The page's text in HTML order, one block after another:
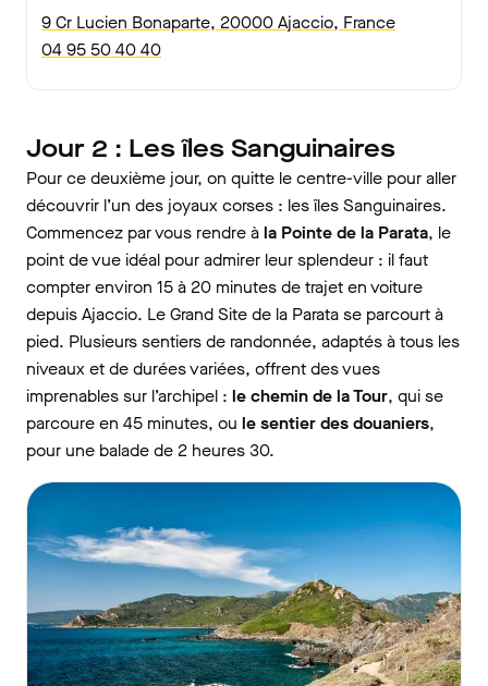
9 Cr Lucien Bonaparte, 20000 Ajaccio, France
04 95 50 40 40
Jour 2 : Les îles Sanguinaires
Pour ce deuxième jour, on quitte le centre-ville pour aller
découvrir l’un des joyaux corses : les îles Sanguinaires.
Commencez par vous rendre àla Pointe de la Parata, le
point de vue idéal pour admirer leur splendeur : il faut
compter environ 15 à 20 minutes de trajet en voiture
depuis Ajaccio. Le Grand Site de la Parata se parcourt à
pied. Plusieurs sentiers de randonnée, adaptés à tous les
niveaux et de durées variées, offrent des vues
imprenables sur l’archipel : le chemin de la Tour, qui se
parcoure en 45 minutes, ou le sentier des douaniers,
pour une balade de 2 heures 30.